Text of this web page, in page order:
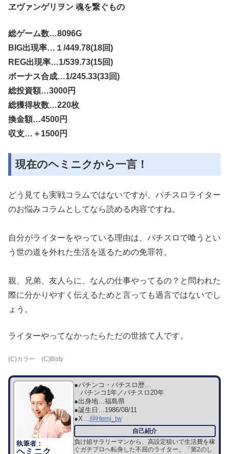
ヱヴァンゲリヲン 魂を繋ぐもの
総ゲーム数…8096G
BIG出現率…１/449.78(18回)
REG出現率…1/539.73(15回)
ボーナス合成…1/245.33(33回)
総投資額…3000円
総獲得枚数…220枚
換金額…4500円
収支…＋1500円
現在のヘミニクから一言！
どう見ても実戦コラムではないですが、パチスロライター
のお悩みコラムとしてなら読める内容ですね。
自分がライターをやっている理由は、パチスロで喰うとい
う世の道を外れた生活を送るための免罪符。
親、兄弟、友人らに、なんの仕事やってるの？と問われた
際に分かりやすく伝えるためと言っても過言ではないでし
ょう。
ライターやってなかったらただの世捨て人です。
(C)カラー (C)Bisty
ヘミニク
●パチンコ・パチスロ歴…
パチンコ1年／パチスロ20年
●出身地…福島県
●誕生日…1986/08/11
●X…@Hemi_tw
負け組サラリーマンから、高設定狙いで生活費を稼
ぐガチプロへ転身した不屈のライター。「第2のし